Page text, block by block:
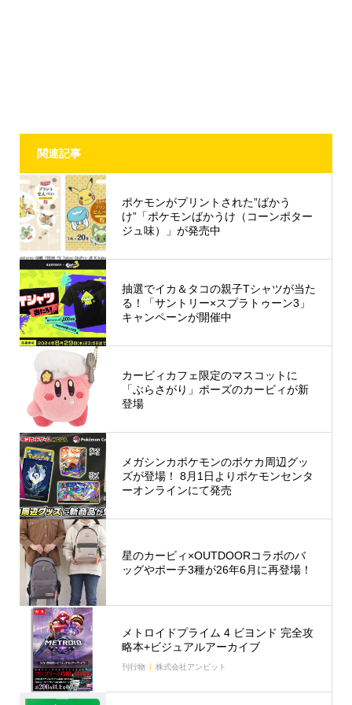
関連記事
ポケモンがプリントされた”ばかう
け”「ポケモンばかうけ（コーンポター
ジュ味）」が発売中
抽選でイカ＆タコの親子Tシャツが当た
る！「サントリー×スプラトゥーン3」
キャンペーンが開催中
カービィカフェ限定のマスコットに
「ぶらさがり」ポーズのカービィが新
登場
メガシンカポケモンのポケカ周辺グッ
ズが登場！ 8月1日よりポケモンセンタ
ーオンラインにて発売
星のカービィ×OUTDOORコラボのバ
ッグやポーチ3種が26年6月に再登場！
メトロイドプライム 4 ビヨンド 完全攻
略本+ビジュアルアーカイブ
刊行物 株式会社アンビット